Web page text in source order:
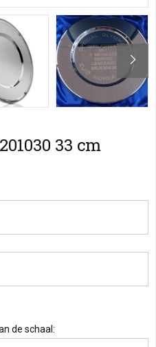
33 cm
de schaal: